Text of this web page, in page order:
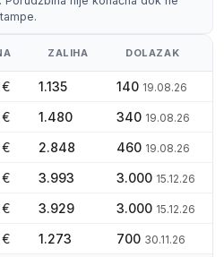
ZALIHA DOLAZAK
1.135 140 19.08.26
1.480 340 19.08.26
2.848 460 19.08.26
3.993 3.000 15.12.26
3.929 3.000 15.12.26
1.273 700 30.11.26